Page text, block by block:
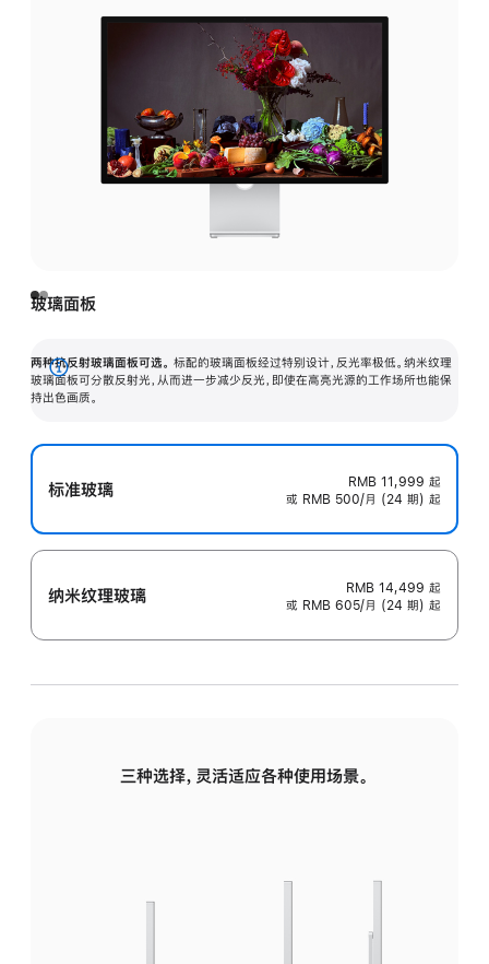
玻璃面板
两种抗反射玻璃面板可选。 标配的玻璃面板经过特别设计，反光率极低。纳米纹理
玻璃面板可分散反射光，从而进一步减少反光，即使在高亮光源的工作场所也能保
持出色画质。
展
开
标准玻璃 RMB 11,999 起
或 RMB 500/月 (24 期) 起
纳米纹理玻璃 RMB 14,499 起
或 RMB 605/月 (24 期) 起
三种选择，灵活适应各种使用场景。